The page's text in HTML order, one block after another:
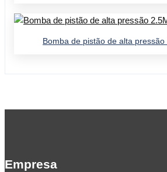
Bomba de pistão de alta
Empresa